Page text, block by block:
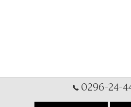
0296-24-